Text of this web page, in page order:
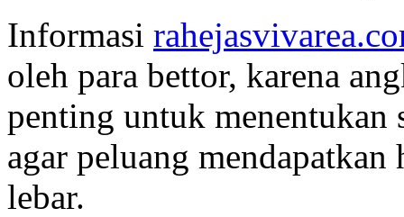
Informasi
oleh para bettor, karena
penting untuk menentukan
agar peluang
lebar.